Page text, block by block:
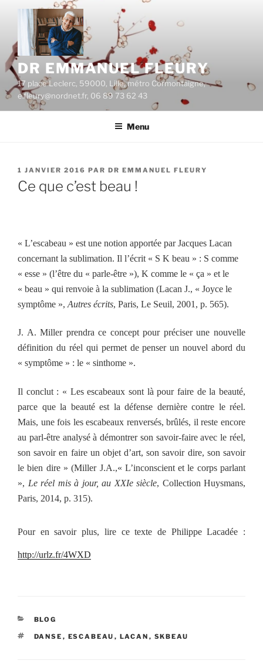
Aller
contenu
principal
DR EMMANUEL FLEURY
17 place Leclerc, 59000, Lille, métro Cormontaigne,
e.fleury@nordnet.fr, 06 89 73 62 43
Menu
PUBLIÉ
LE
1 JANVIER 2016 PAR DR EMMANUEL FLEURY
Ce que c’est beau !
« L’escabeau » est une notion apportée par Jacques Lacan
concernant la sublimation. Il l’écrit « S K beau » : S comme
« esse » (l’être du « parle-être »), K comme le « ça » et le
« beau » qui renvoie à la sublimation (Lacan J., « Joyce le
symptôme », Autres écrits, Paris, Le Seuil, 2001, p. 565).
J. A. Miller prendra ce concept pour préciser une nouvelle
définition du réel qui permet de penser un nouvel abord du
« symptôme » : le « sinthome ».
Il conclut : « Les escabeaux sont là pour faire de la beauté,
parce que la beauté est la défense dernière contre le réel.
Mais, une fois les escabeaux renversés, brûlés, il reste encore
au parl-être analysé à démontrer son savoir-faire avec le réel,
son savoir en faire un objet d’art, son savoir dire, son savoir
le bien dire » (Miller J.A.,« L’inconscient et le corps parlant
», Le réel mis à jour, au XXIe siècle, Collection Huysmans,
Paris, 2014, p. 315).
Pour en savoir plus, lire ce texte de Philippe Lacadée :
http://urlz.fr/4WXD
CATÉGORIES
BLOG
ÉTIQUETTES
DANSE , ESCABEAU , LACAN , SKBEAU